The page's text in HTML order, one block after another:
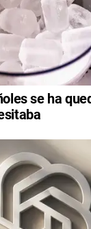
se ha